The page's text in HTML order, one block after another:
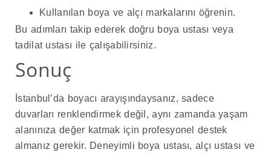
Kullanılan boya ve alçı markalarını öğrenin.
Bu adımları takip ederek doğru boya ustası veya
tadilat ustası ile çalışabilirsiniz.
Sonuç
İstanbul’da boyacı arayışındaysanız, sadece
duvarları renklendirmek değil, aynı zamanda yaşam
alanınıza değer katmak için profesyonel destek
almanız gerekir. Deneyimli boya ustası, alçı ustası ve